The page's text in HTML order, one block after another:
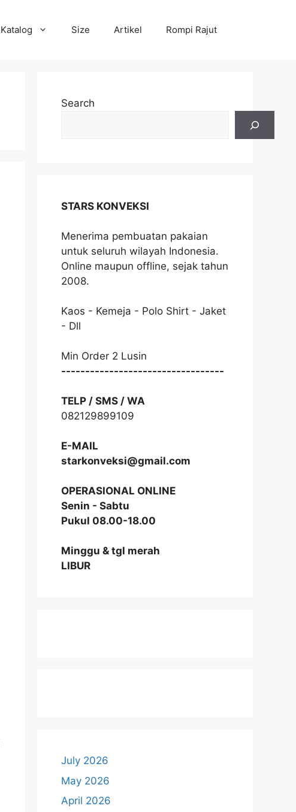
Katalog Size Artikel Rompi Rajut
Search
STARS KONVEKSI
Menerima pembuatan pakaian
untuk seluruh wilayah Indonesia.
Online maupun offline, sejak tahun
2008.
Kaos - Kemeja - Polo Shirt - Jaket
- Dll
Min Order 2 Lusin
----------------------------------
TELP / SMS / WA
082129899109
E-MAIL
starkonveksi@gmail.com
OPERASIONAL ONLINE
Senin - Sabtu
Pukul 08.00-18.00
Minggu & tgl merah
LIBUR
July 2026
May 2026
April 2026